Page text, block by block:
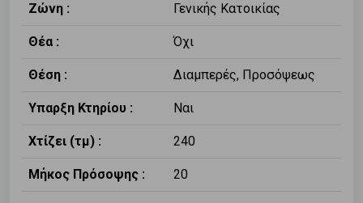
Ζώνη : Γενικής Κατοικίας
Θέα : Όχι
Θέση : Διαμπερές, Προσόψεως
Υπαρξη Κτηρίου : Ναι
Χτίζει (τμ) : 240
Μήκος Πρόσοψης : 20